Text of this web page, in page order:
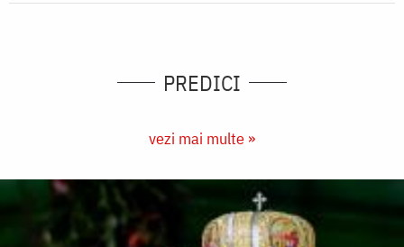
PREDICI
vezi mai multe »